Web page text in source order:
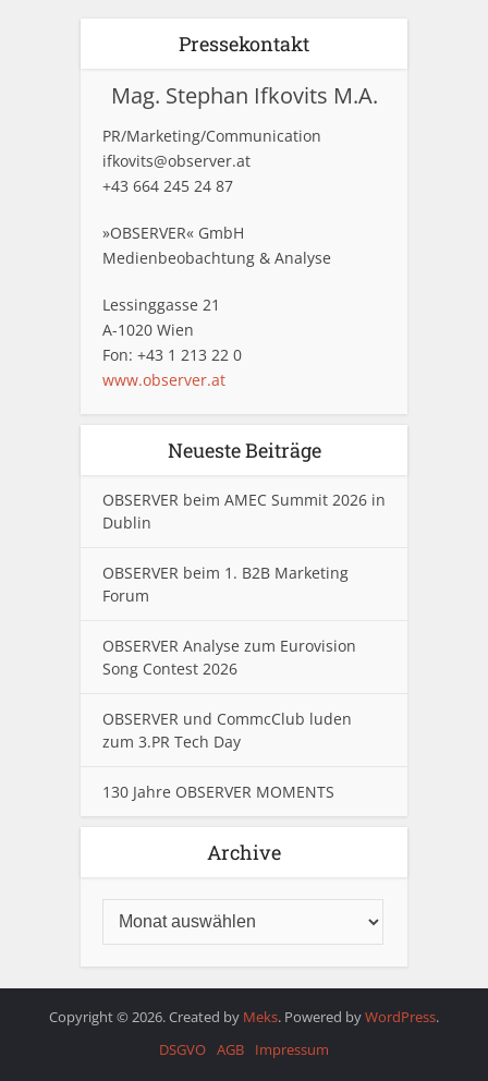
Pressekontakt
Mag. Stephan Ifkovits M.A.
PR/Marketing/Communication
ifkovits@observer.at
+43 664 245 24 87
»OBSERVER« GmbH
Medienbeobachtung & Analyse
Lessinggasse 21
A-1020 Wien
Fon: +43 1 213 22 0
www.observer.at
Neueste Beiträge
OBSERVER beim AMEC Summit 2026 in
Dublin
OBSERVER beim 1. B2B Marketing
Forum
OBSERVER Analyse zum Eurovision
Song Contest 2026
OBSERVER und CommcClub luden
zum 3.PR Tech Day
130 Jahre OBSERVER MOMENTS
Archive
Copyright © 2026. Created by Meks. Powered byWordPress.
DSGVO AGB Impressum